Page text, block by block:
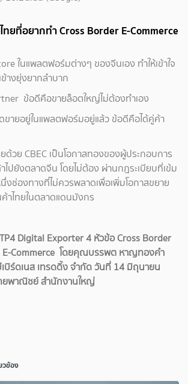
ยที่อยากทำ Cross Border E-Commerce
ในแพลตฟอร์มต่างๆ ของจีนเอง ทำให้เข้าใจ
างยุ่งยากลำบาก
ข้อดีคือขายล็อตใหญ่ไม่ต้องทำเอง
ขายอยู่ในแพลตฟอร์มอยู่แล้ว ข้อดีคือได้คู่ค้า
ด้วย CBEC เป็นโอกาสทองของผู้ประกอบการ
ไปยังตลาดจีน โดยไม่ต้อง ผ่านกฎระเบียบที่เข้ม
ช่องทางที่ไม่ควรพลาดเพื่อเพิ่มโอกาสขยาย
าไทยในตลาดแดนมังกร
Digital Exporter 4 หัวข้อ Cross Border
E-Commerce โดยคุณบรรพต หาญทองคำ
บิร์ดเนส เทรดดิ้ง จำกัด วันที่ 14 มิถุนายน
ยพาณิชย์ สำนักงานใหญ่
วข้อง